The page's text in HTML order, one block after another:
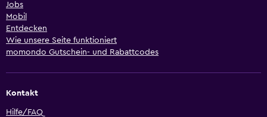
Jobs
Mobil
Entdecken
Wie unsere Seite funktioniert
momondo Gutschein- und Rabattcodes
Kontakt
Hilfe/FAQ